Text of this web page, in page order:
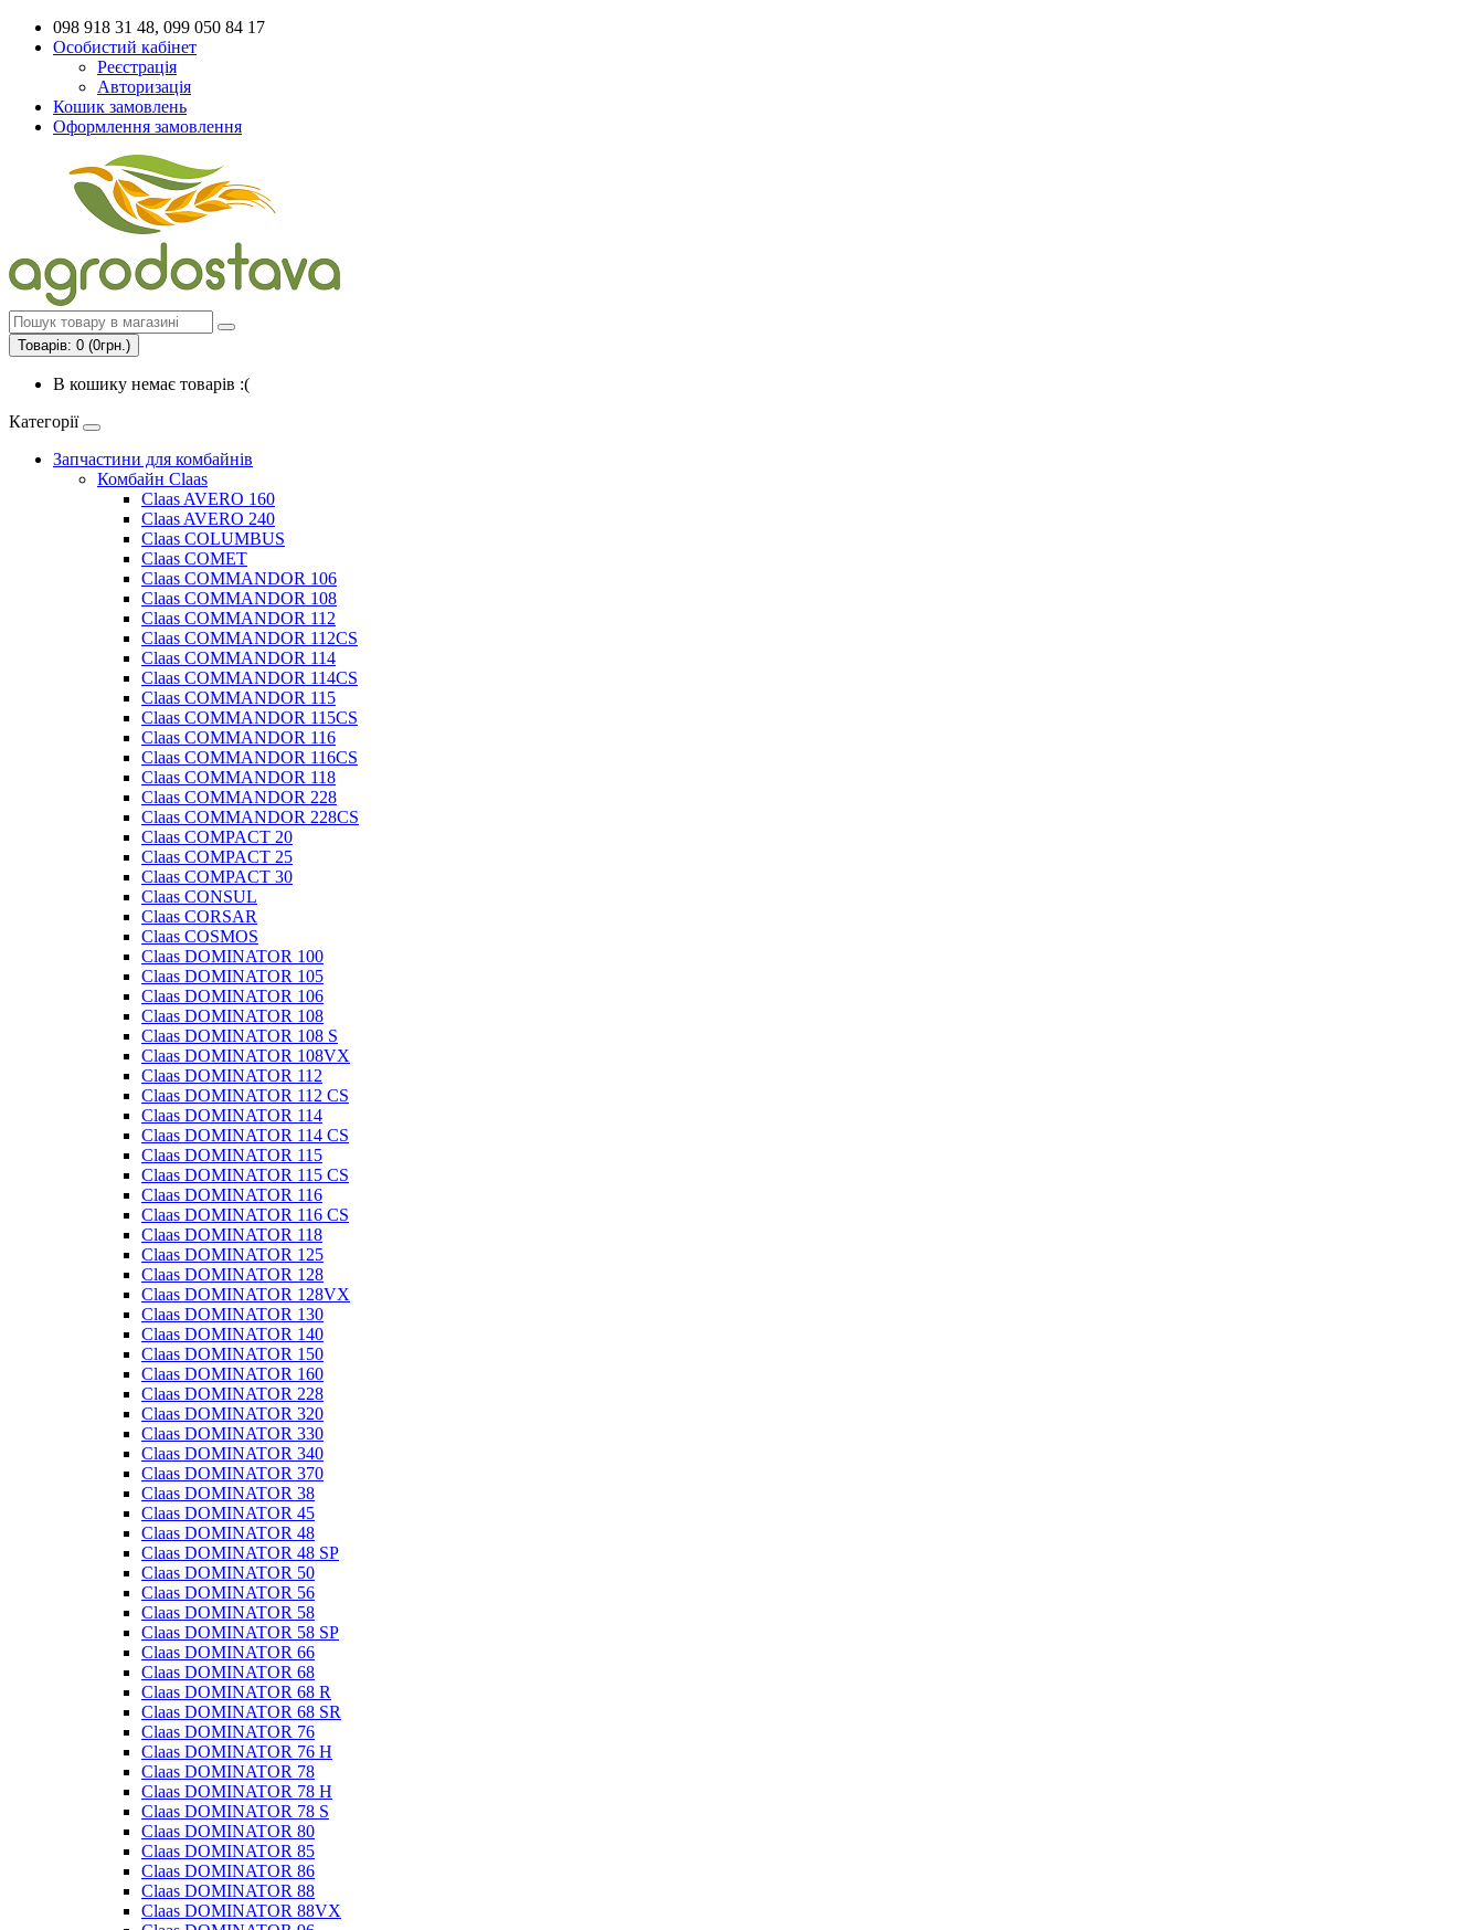
098 918 31 48, 099 050 84 17
Особистий кабінет
Реєстрація
Авторизація
Кошик замовлень
Оформлення замовлення
Товарів: 0 (0грн.)
В кошику немає товарів :(
Категорії
Запчастини для комбайнів
Комбайн Claas
Claas AVERO 160
Claas AVERO 240
Claas COLUMBUS
Claas COMET
Claas COMMANDOR 106
Claas COMMANDOR 108
Claas COMMANDOR 112
Claas COMMANDOR 112CS
Claas COMMANDOR 114
Claas COMMANDOR 114CS
Claas COMMANDOR 115
Claas COMMANDOR 115CS
Claas COMMANDOR 116
Claas COMMANDOR 116CS
Claas COMMANDOR 118
Claas COMMANDOR 228
Claas COMMANDOR 228CS
Claas COMPACT 20
Claas COMPACT 25
Claas COMPACT 30
Claas CONSUL
Claas CORSAR
Claas COSMOS
Claas DOMINATOR 100
Claas DOMINATOR 105
Claas DOMINATOR 106
Claas DOMINATOR 108
Claas DOMINATOR 108 S
Claas DOMINATOR 108VX
Claas DOMINATOR 112
Claas DOMINATOR 112 CS
Claas DOMINATOR 114
Claas DOMINATOR 114 CS
Claas DOMINATOR 115
Claas DOMINATOR 115 CS
Claas DOMINATOR 116
Claas DOMINATOR 116 CS
Claas DOMINATOR 118
Claas DOMINATOR 125
Claas DOMINATOR 128
Claas DOMINATOR 128VX
Claas DOMINATOR 130
Claas DOMINATOR 140
Claas DOMINATOR 150
Claas DOMINATOR 160
Claas DOMINATOR 228
Claas DOMINATOR 320
Claas DOMINATOR 330
Claas DOMINATOR 340
Claas DOMINATOR 370
Claas DOMINATOR 38
Claas DOMINATOR 45
Claas DOMINATOR 48
Claas DOMINATOR 48 SP
Claas DOMINATOR 50
Claas DOMINATOR 56
Claas DOMINATOR 58
Claas DOMINATOR 58 SP
Claas DOMINATOR 66
Claas DOMINATOR 68
Claas DOMINATOR 68 R
Claas DOMINATOR 68 SR
Claas DOMINATOR 76
Claas DOMINATOR 76 H
Claas DOMINATOR 78
Claas DOMINATOR 78 H
Claas DOMINATOR 78 S
Claas DOMINATOR 80
Claas DOMINATOR 85
Claas DOMINATOR 86
Claas DOMINATOR 88
Claas DOMINATOR 88VX